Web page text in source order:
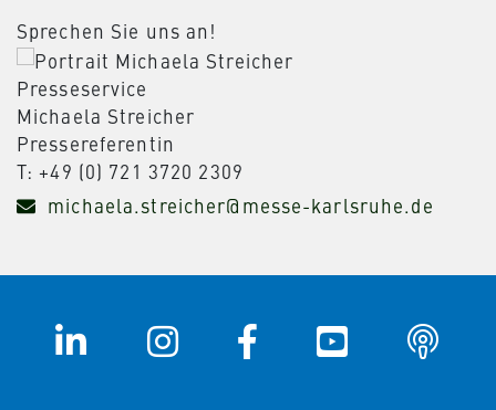
Sprechen Sie uns an!
Presseservice
Michaela Streicher
Pressereferentin
T: +49 (0) 721 3720 2309
michaela.streicher@messe-karlsruhe.de